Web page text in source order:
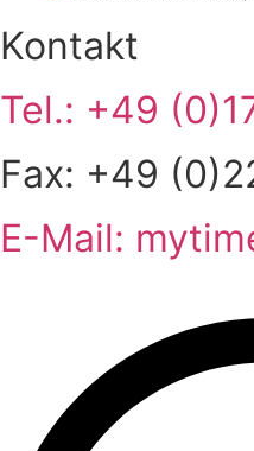
Kontakt
Tel.: +49
Fax: +49
E-Mail: